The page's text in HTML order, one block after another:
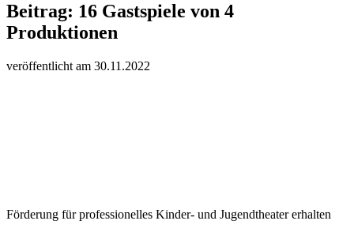
Beitrag: 16 Gastspiele von 4
Produktionen
veröffentlicht am 30.11.2022
Förderung für professionelles Kinder- und Jugendtheater erhalten